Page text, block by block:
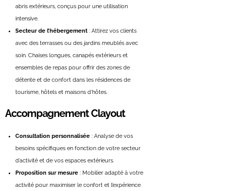
abris extérieurs, conçus pour une utilisation
intensive.
Secteur de l’hébergement : Attirez vos clients
avec des terrasses ou des jardins meublés avec
soin. Chaises longues, canapés extérieurs et
ensembles de repas pour offrir des zones de
détente et de confort dans les résidences de
tourisme, hôtels et maisons d’hôtes.
Accompagnement Clayout
Consultation personnalisée : Analyse de vos
besoins spécifiques en fonction de votre secteur
d’activité et de vos espaces extérieurs.
Proposition sur mesure : Mobilier adapté à votre
activité pour maximiser le confort et l’expérience